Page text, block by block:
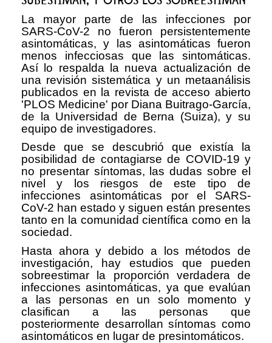
La mayor parte de las infecciones por
SARS-CoV-2 no fueron persistentemente
asintomáticas, y las asintomáticas fueron
menos infecciosas que las sintomáticas.
Así lo respalda la nueva actualización de
una revisión sistemática y un metaanálisis
publicados en la revista de acceso abierto
'PLOS Medicine' por Diana Buitrago-García,
de la Universidad de Berna (Suiza), y su
equipo de investigadores.
Desde que se descubrió que existía la
posibilidad de contagiarse de COVID-19 y
no presentar síntomas, las dudas sobre el
nivel y los riesgos de este tipo de
infecciones asintomáticas por el SARS-
CoV-2 han estado y siguen están presentes
tanto en la comunidad científica como en la
sociedad.
Hasta ahora y debido a los métodos de
investigación, hay estudios que pueden
sobreestimar la proporción verdadera de
infecciones asintomáticas, ya que evalúan
a las personas en un solo momento y
clasifican a las personas que
posteriormente desarrollan síntomas como
asintomáticos en lugar de presintomáticos.